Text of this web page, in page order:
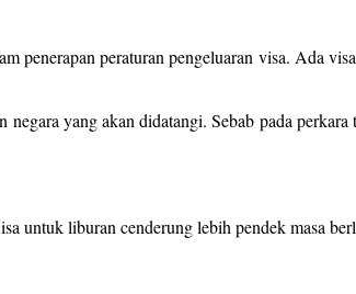
penerapan peraturan pengeluaran visa. Ada
yang akan didatangi. Sebab pada
untuk liburan cenderung lebih pendek masa